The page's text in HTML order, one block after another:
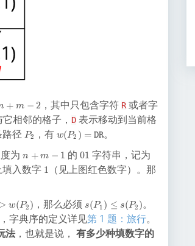
m
+ m − 2 ，其中只包含字符 R或者字
相邻的格子， D 表示移动到当前格
径 P
2
P2 ，有 w
P
_
2
=
\
t
e
w(P2 ) = DR。
度为n
+
m
n + m − 1 的0
1
01 字符串，记为
(
P
填入数字 11
（见上图红色数字）。那
> w(P2 ) ，那么必须 s
(
P
_
s(P1 ) ≤ s(P2 )。
，字典序的定义详见第 1 题：旅行。
法 ，也就是说， 有多少种填数字的